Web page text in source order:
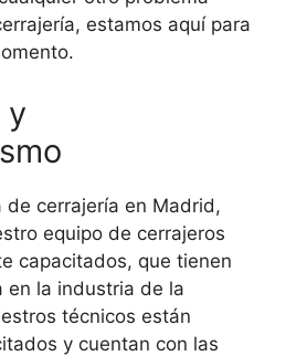
estamos aquí para
y
de cerrajería en Madrid,
equipo de cerrajeros
capacitados, que tienen
en la industria de la
técnicos están
y cuentan con las